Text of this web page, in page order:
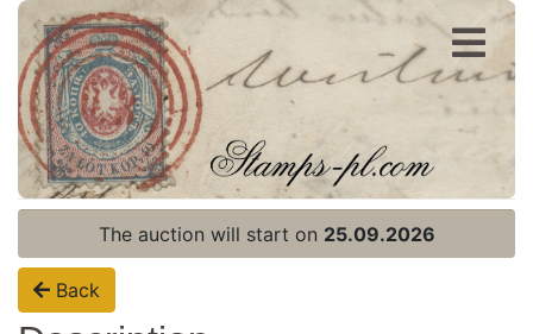
Register
Login
The auction will start on 25.09.2026
Back